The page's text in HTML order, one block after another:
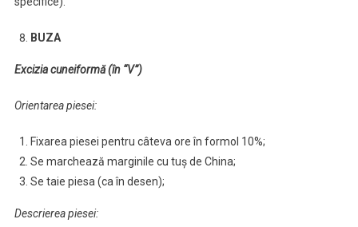
BUZA
Excizia cuneiformă (în “V”)
Orientarea piesei:
Fixarea piesei pentru câteva ore în formol 10%;
Se marchează marginile cu tuş de China;
Se taie piesa (ca în desen);
Descrierea piesei: